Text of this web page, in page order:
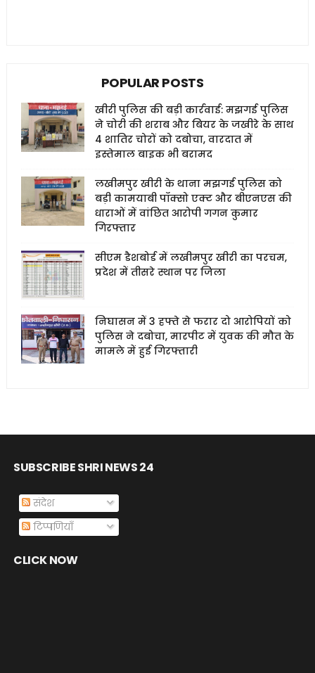
POPULAR POSTS
खीरी पुलिस की बड़ी कार्रवाई: मझगई पुलिस
ने चोरी की शराब और बियर के जखीरे के साथ
4 शातिर चोरों को दबोचा, वारदात में
इस्तेमाल बाइक भी बरामद
लखीमपुर खीरी के थाना मझगई पुलिस को
बड़ी कामयाबी पॉक्सो एक्ट और बीएनएस की
धाराओं में वांछित आरोपी गगन कुमार
गिरफ्तार
सीएम डैशबोर्ड में लखीमपुर खीरी का परचम,
प्रदेश में तीसरे स्थान पर जिला
निघासन में 3 हफ्ते से फरार दो आरोपियों को
पुलिस ने दबोचा, मारपीट में युवक की मौत के
मामले में हुई गिरफ्तारी
SUBSCRIBE SHRI NEWS 24
संदेश
टिप्पणियाँ
CLICK NOW